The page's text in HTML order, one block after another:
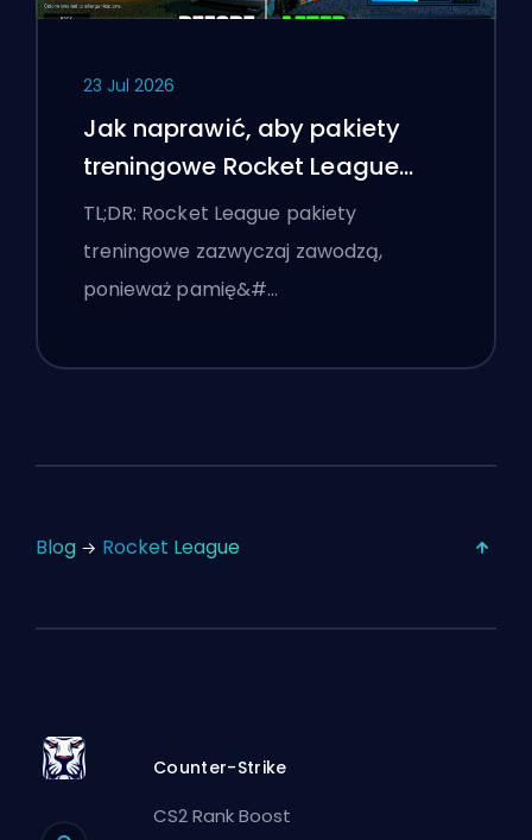
23 Jul 2026
Jak naprawić, aby pakiety
treningowe Rocket League
działały
TL;DR: Rocket League pakiety
treningowe zazwyczaj zawodzą,
ponieważ pamię&#…
Blog Rocket League
Counter-Strike
CS2 Rank Boost